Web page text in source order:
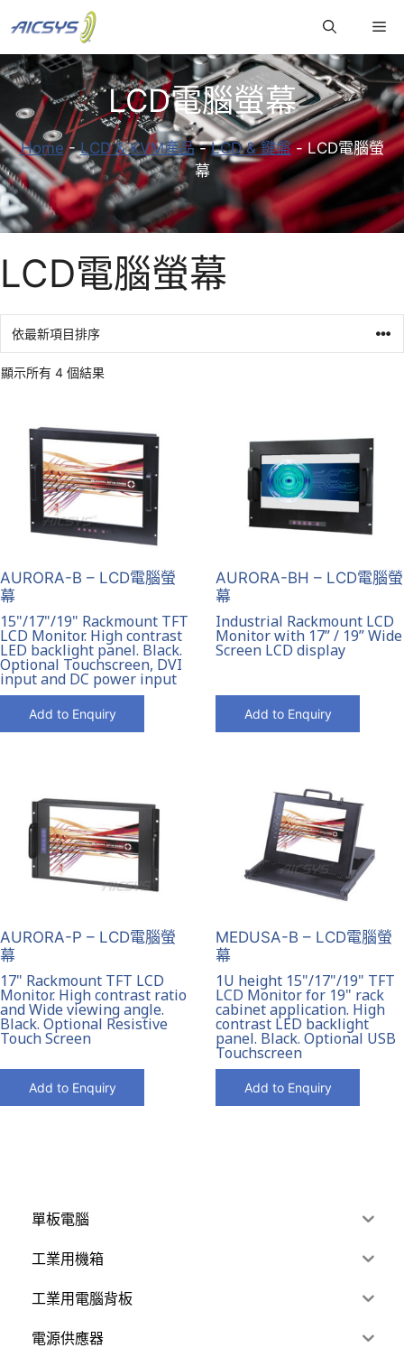
至
主
要
容
LCD電腦螢幕
Home-LCD & KVM產品-LCD & 鍵盤-LCD電腦螢
幕
LCD電腦螢幕
顯示所有 4 個結果
AURORA-B – LCD電腦螢
幕
15"/17"/19" Rackmount TFT
LCD Monitor. High contrast
LED backlight panel. Black.
Optional Touchscreen, DVI
input and DC power input
Add to Enquiry
AURORA-BH – LCD電腦螢
幕
Industrial Rackmount LCD
Monitor with 17” / 19” Wide
Screen LCD display
Add to Enquiry
AURORA-P – LCD電腦螢
幕
17" Rackmount TFT LCD
Monitor. High contrast ratio
and Wide viewing angle.
Black. Optional Resistive
Touch Screen
Add to Enquiry
MEDUSA-B – LCD電腦螢
幕
1U height 15"/17"/19" TFT
LCD Monitor for 19" rack
cabinet application. High
contrast LED backlight
panel. Black. Optional USB
Touchscreen
Add to Enquiry
單板電腦
工業用機箱
工業用電腦背板
電源供應器